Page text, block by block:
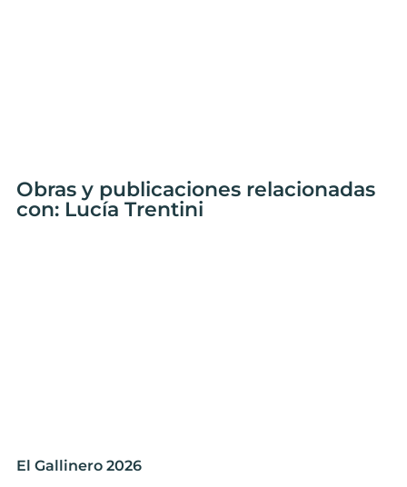
Obras y publicaciones relacionadas
con: Lucía Trentini
El Gallinero 2026